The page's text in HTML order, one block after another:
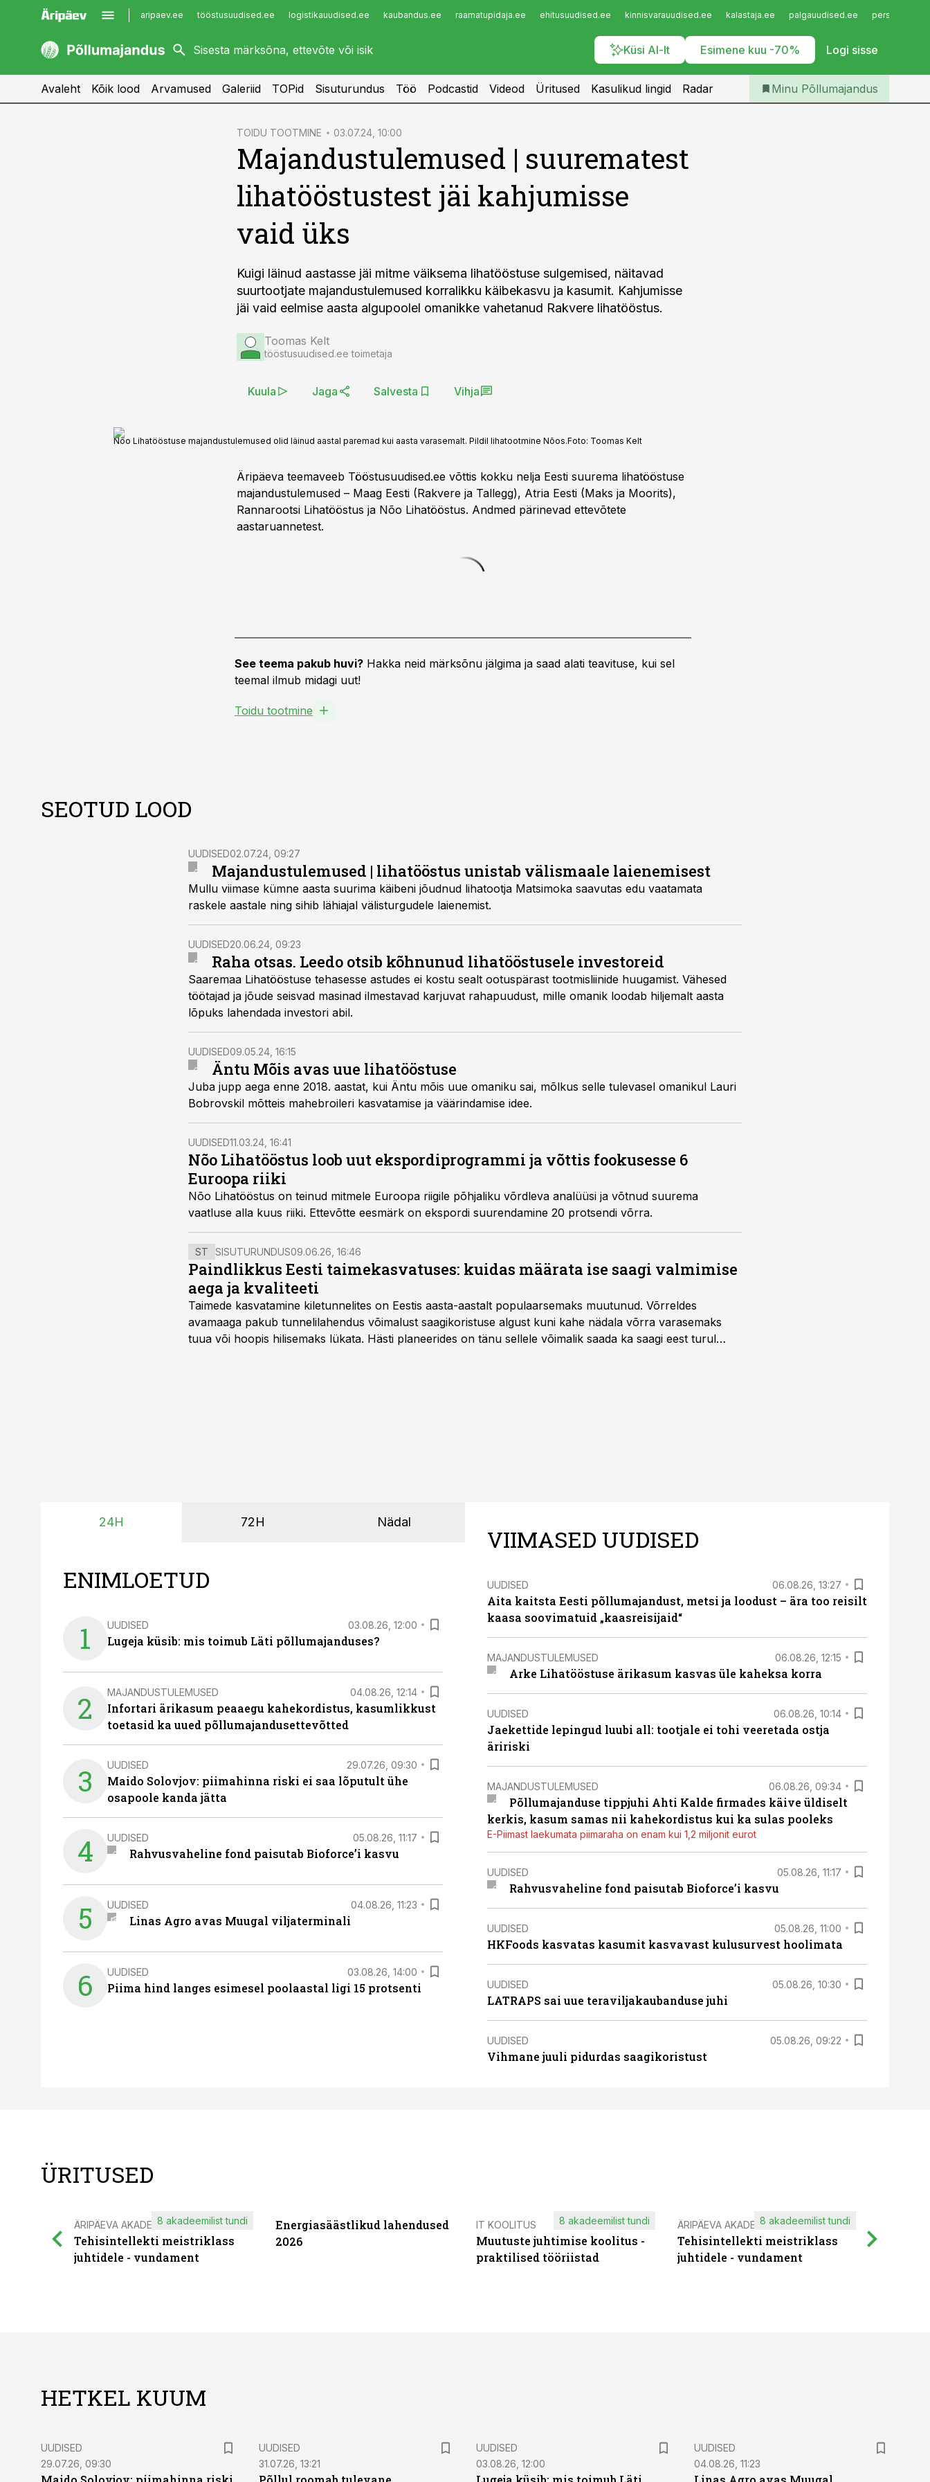
aripaev.ee tööstusuudised.ee logistikauudised.ee kaubandus.ee raamatupidaja.ee ehitusuudised.ee kinnisvarauudised.ee kalastaja.ee palgauudised.ee
Küsi AI-lt Esimene kuu -70% Logi sisse
kaubandus.ee
kinnisvarauudised.ee
imelineajalugu.ee
Infopank
Iseteenindus
Telli Põllumajandus
Avaleht Kõik lood Arvamused Galeriid TOPid Sisuturundus Töö Podcastid Videod Üritused Kasulikud lingid Radar Minu Põllumajandus
TOIDU TOOTMINE 03.07.24, 10:00
Majandustulemused | suurematest
lihatööstustest jäi kahjumisse
vaid üks
Kuigi läinud aastasse jäi mitme väiksema lihatööstuse sulgemised, näitavad
suurtootjate majandustulemused korralikku käibekasvu ja kasumit. Kahjumisse
jäi vaid eelmise aasta algupoolel omanikke vahetanud Rakvere lihatööstus.
Toomas Kelt
tööstusuudised.ee toimetaja
Kuula Jaga Salvesta Vihja
Nõo Lihatööstuse majandustulemused olid läinud aastal paremad kui aasta varasemalt. Pildil lihatootmine Nõos.Foto: Toomas Kelt
Äripäeva teemaveeb Tööstusuudised.ee võttis kokku nelja Eesti suurema lihatööstuse
majandustulemused – Maag Eesti (Rakvere ja Tallegg), Atria Eesti (Maks ja Moorits),
Rannarootsi Lihatööstus ja Nõo Lihatööstus. Andmed pärinevad ettevõtete
aastaruannetest.
See teema pakub huvi? Hakka neid märksõnu jälgima ja saad alati teavituse, kui sel
teemal ilmub midagi uut!
Toidu tootmine
SEOTUD LOOD
UUDISED02.07.24, 09:27
Majandustulemused | lihatööstus unistab välismaale laienemisest
Mullu viimase kümne aasta suurima käibeni jõudnud lihatootja Matsimoka saavutas edu vaatamata
raskele aastale ning sihib lähiajal välisturgudele laienemist.
UUDISED20.06.24, 09:23
Raha otsas. Leedo otsib kõhnunud lihatööstusele investoreid
Saaremaa Lihatööstuse tehasesse astudes ei kostu sealt ootuspärast tootmisliinide huugamist. Vähesed
töötajad ja jõude seisvad masinad ilmestavad karjuvat rahapuudust, mille omanik loodab hiljemalt aasta
lõpuks lahendada investori abil.
UUDISED09.05.24, 16:15
Äntu Mõis avas uue lihatööstuse
Juba jupp aega enne 2018. aastat, kui Äntu mõis uue omaniku sai, mõlkus selle tulevasel omanikul Lauri
Bobrovskil mõtteis mahebroileri kasvatamise ja väärindamise idee.
UUDISED11.03.24, 16:41
Nõo Lihatööstus loob uut ekspordiprogrammi ja võttis fookusesse 6
Euroopa riiki
Nõo Lihatööstus on teinud mitmele Euroopa riigile põhjaliku võrdleva analüüsi ja võtnud suurema
vaatluse alla kuus riiki. Ettevõtte eesmärk on ekspordi suurendamine 20 protsendi võrra.
ST SISUTURUNDUS09.06.26, 16:46
Paindlikkus Eesti taimekasvatuses: kuidas määrata ise saagi valmimise
aega ja kvaliteeti
Taimede kasvatamine kiletunnelites on Eestis aasta-aastalt populaarsemaks muutunud. Võrreldes
avamaaga pakub tunnelilahendus võimalust saagikoristuse algust kuni kahe nädala võrra varasemaks
tuua või hoopis hilisemaks lükata. Hästi planeerides on tänu sellele võimalik saada ka saagi eest turul
24H 72H Nädal
ENIMLOETUD
1 UUDISED 03.08.26, 12:00
Lugeja küsib: mis toimub Läti põllumajanduses?
2 MAJANDUSTULEMUSED 04.08.26, 12:14
Infortari ärikasum peaaegu kahekordistus, kasumlikkust
toetasid ka uued põllumajandusettevõtted
3 UUDISED 29.07.26, 09:30
Maido Solovjov: piimahinna riski ei saa lõputult ühe
osapoole kanda jätta
4 UUDISED 05.08.26, 11:17
Rahvusvaheline fond paisutab Bioforce’i kasvu
5 UUDISED 04.08.26, 11:23
Linas Agro avas Muugal viljaterminali
6 UUDISED 03.08.26, 14:00
Piima hind langes esimesel poolaastal ligi 15 protsenti
VIIMASED UUDISED
UUDISED 06.08.26, 13:27
Aita kaitsta Eesti põllumajandust, metsi ja loodust – ära too reisilt
kaasa soovimatuid „kaasreisijaid“
MAJANDUSTULEMUSED 06.08.26, 12:15
Arke Lihatööstuse ärikasum kasvas üle kaheksa korra
UUDISED 06.08.26, 10:14
Jaekettide lepingud luubi all: tootjale ei tohi veeretada ostja
äririski
MAJANDUSTULEMUSED 06.08.26, 09:34
Põllumajanduse tippjuhi Ahti Kalde firmades käive üldiselt
kerkis, kasum samas nii kahekordistus kui ka sulas pooleks
E-Piimast laekumata piimaraha on enam kui 1,2 miljonit eurot
UUDISED 05.08.26, 11:17
Rahvusvaheline fond paisutab Bioforce’i kasvu
UUDISED 05.08.26, 11:00
HKFoods kasvatas kasumit kasvavast kulusurvest hoolimata
UUDISED 05.08.26, 10:30
LATRAPS sai uue teraviljakaubanduse juhi
UUDISED 05.08.26, 09:22
Vihmane juuli pidurdas saagikoristust
ÜRITUSED
ÄRIPÄEVA AKADEEMIA
Tehisintellekti meistriklass
juhtidele - vundament
8 akadeemilist tundi
Energiasäästlikud lahendused
2026
IT KOOLITUS
Muutuste juhtimise koolitus -
praktilised tööriistad
8 akadeemilist tundi ÄRIPÄEVA AKADEEMIA
Tehisintellekti meistriklass
juhtidele - vundament
8 akadeemilist tundi
HETKEL KUUM
UUDISED
29.07.26, 09:30
UUDISED
31.07.26, 13:21
UUDISED
03.08.26, 12:00
UUDISED
04.08.26, 11:23